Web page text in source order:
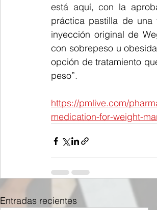
está aquí, con la
práctica pastilla de
inyección original de
con sobrepeso u
opción de tratamiento
peso”.
https://pmlive.com/
medication-for-weight-
Entradas recientes